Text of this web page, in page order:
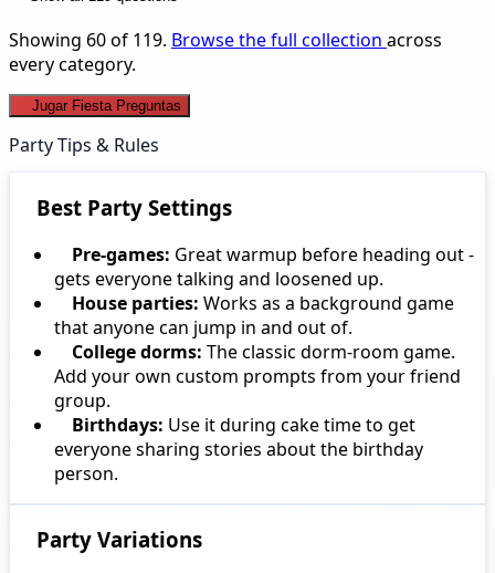
Showing 60 of 119. Browse the full collection across
every category.
Jugar Fiesta Preguntas
Party Tips & Rules
Best Party Settings
Pre-games: Great warmup before heading out -
gets everyone talking and loosened up.
House parties: Works as a background game
that anyone can jump in and out of.
College dorms: The classic dorm-room game.
Add your own custom prompts from your friend
group.
Birthdays: Use it during cake time to get
everyone sharing stories about the birthday
person.
Party Variations